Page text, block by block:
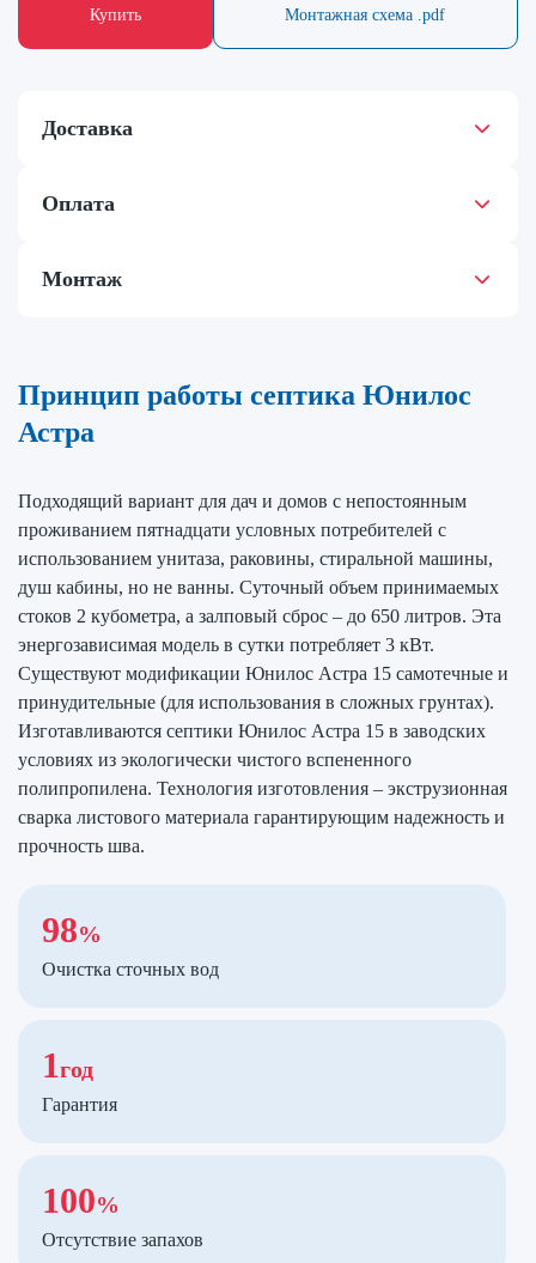
Купить Монтажная схема .pdf
Доставка
Оплата
Монтаж
Принцип работы септика Юнилос
Астра
Подходящий вариант для дач и домов с непостоянным
проживанием пятнадцати условных потребителей с
использованием унитаза, раковины, стиральной машины,
душ кабины, но не ванны. Суточный объем принимаемых
стоков 2 кубометра, а залповый сброс – до 650 литров. Эта
энергозависимая модель в сутки потребляет 3 кВт.
Существуют модификации Юнилос Астра 15 самотечные и
принудительные (для использования в сложных грунтах).
Изготавливаются септики Юнилос Астра 15 в заводских
условиях из экологически чистого вспененного
полипропилена. Технология изготовления – экструзионная
сварка листового материала гарантирующим надежность и
прочность шва.
98%
Очистка сточных вод
1год
Гарантия
100%
Отсутствие запахов